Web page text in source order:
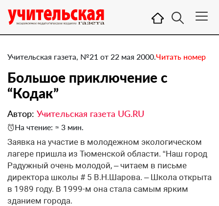
Учительская газета, №21 от 22 мая 2000.Читать номер
Большое приключение с
“Кодак”
Автор: Учительская газета UG.RU
На чтение: ≈ 3 мин.
Заявка на участие в молодежном экологическом
лагере пришла из Тюменской области. “Наш город
Радужный очень молодой, – читаем в письме
директора школы # 5 В.Н.Шарова. – Школа открыта
в 1989 году. В 1999-м она стала самым ярким
зданием города.